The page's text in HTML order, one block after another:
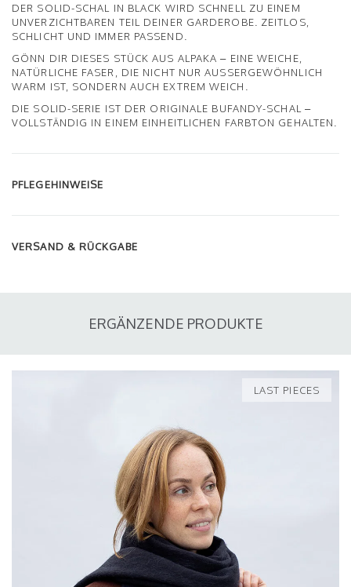
DER SOLID-SCHAL IN BLACK WIRD SCHNELL ZU EINEM
UNVERZICHTBAREN TEIL DEINER GARDEROBE. ZEITLOS,
SCHLICHT UND IMMER PASSEND.
GÖNN DIR DIESES STÜCK AUS ALPAKA – EINE WEICHE,
NATÜRLICHE FASER, DIE NICHT NUR AUSSERGEWÖHNLICH W
ARM IST, SONDERN AUCH EXTREM WEICH.
DIE SOLID-SERIE IST DER ORIGINALE BUFANDY-SCHAL –
VOLLSTÄNDIG IN EINEM EINHEITLICHEN FARBTON GEHALTEN.
PFLEGEHINWEISE
VERSAND & RÜCKGABE
ERGÄNZENDE PRODUKTE
LAST PIECES